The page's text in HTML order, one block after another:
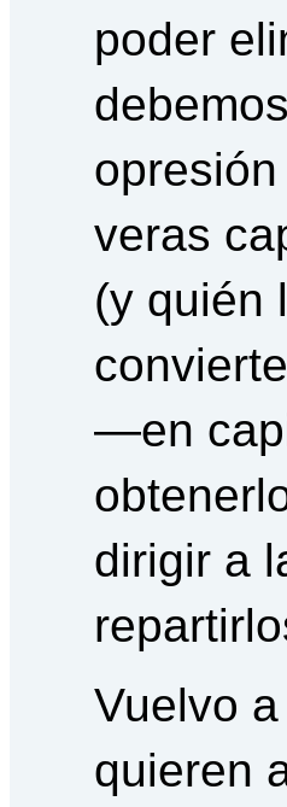
poder
veras
(y quién
—en
dirigir a
Vuelvo
quieren